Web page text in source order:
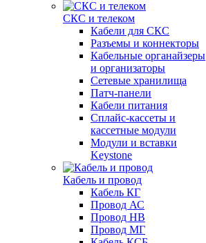
СКС и телеком
Кабели для СКС
Разъемы и коннекторы
Кабельные органайзеры
и организаторы
Сетевые хранилища
Патч-панели
Кабели питания
Сплайс-кассеты и
кассетные модули
Модули и вставки
Keystone
Кабель и провод
Кабель КГ
Провод АС
Провод НВ
Провод МГ